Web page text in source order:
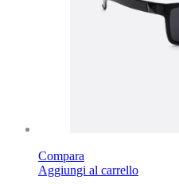
Compara
Aggiungi al carrello